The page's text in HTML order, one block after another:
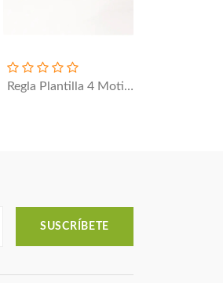
Regla Plantilla 4 Motivos
SUSCRÍBETE